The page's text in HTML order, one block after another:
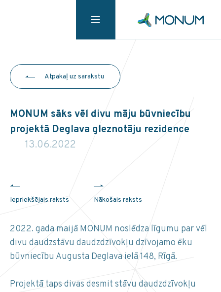
Atpakaļ uz sarakstu
MONUM sāks vēl divu māju būvniecību
projektā Deglava gleznotāju rezidence
13.06.2022
Iepriekšējais raksts Nākošais raksts
2022. gada maijā MONUM noslēdza līgumu par vēl
divu daudzstāvu daudzdzīvokļu dzīvojamo ēku
būvniecību Augusta Deglava ielā 148, Rīgā.
Projektā taps divas desmit stāvu daudzdzīvokļu